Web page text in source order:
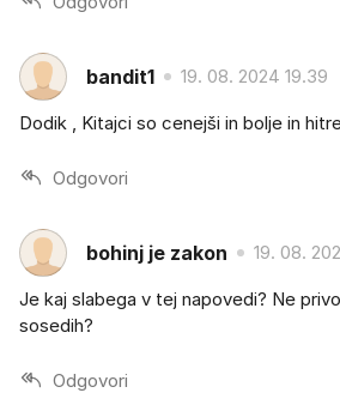
bandit1 19. 08. 2024 19.39
Dodik , Kitajci so cenejši in bolje in
Odgovori
bohinj je zakon 19. 08.
Je kaj slabega v tej napovedi? Ne
sosedih?
Odgovori